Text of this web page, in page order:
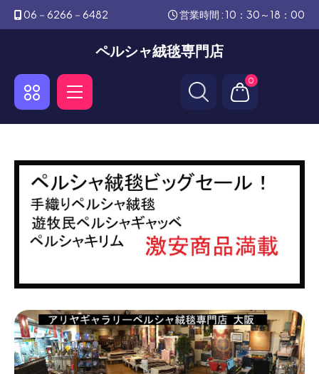
06－6266－6482 営業時間 : 10：30～18：00
ペルシャ絨毯専門店
0